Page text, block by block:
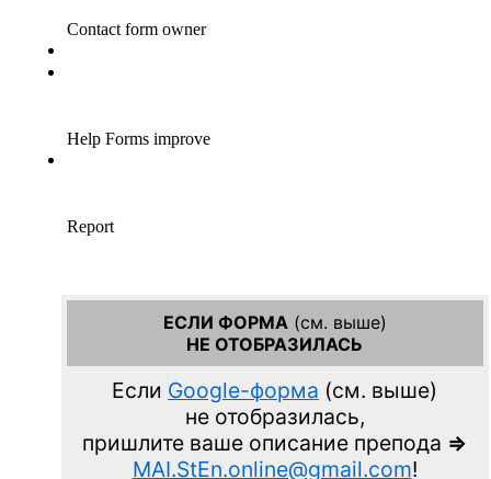
ЕСЛИ ФОРМА (см. выше)
НЕ ОТОБРАЗИЛАСЬ
Если Google-форма (см. выше)
не отобразилась,
пришлите ваше описание препода =>
MAI.StEn.online@gmail.com!